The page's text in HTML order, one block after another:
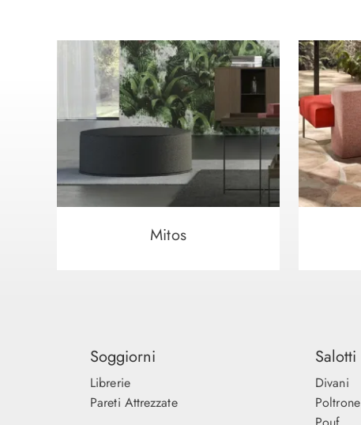
Mitos
Soggiorni
Librerie
Pareti Attrezzate
Salotti
Divani
Poltrone